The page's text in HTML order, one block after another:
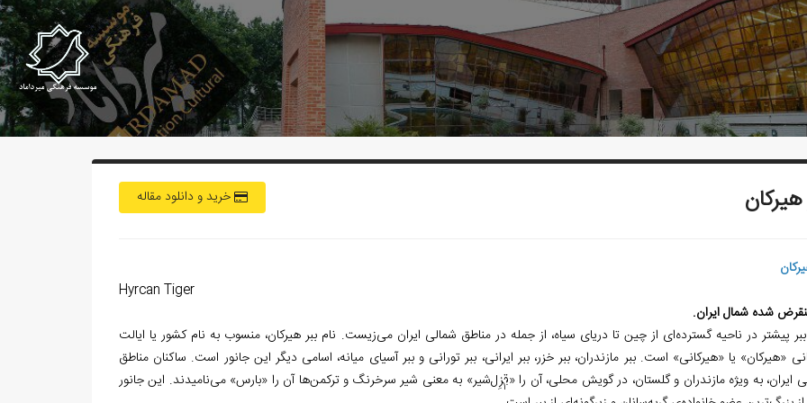
خرید و دانلود مقاله هيركان
Hyrcan Tiger
شده شمال ایران.
پیشتر در ناحیه گستردهای از چین تا دریای سیاه، از جمله در مناطق شمالی ایران میزیست. نام ببر هیرکان، منسوب به نام کشور یا ایالت
«هیرکان» یا «هیرکانی» است. ببر مازندران، ببر خزر، ببر ایرانی، ببر تورانی و ببر آسیای میانه، اسامی دیگر این جانور است. ساکنان مناطق
ایران، به ویژه مازندران و گلستان، در گویش محلی، آن را «قِزِلشیر» به معنی شیر سرخ‏رنگ و ترکمنها آن را «بارس» مینامیدند. این جانور
1